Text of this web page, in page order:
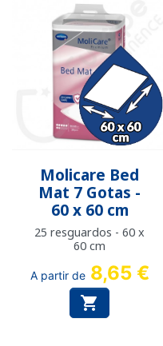
Molicare Bed
Mat 7 Gotas -
60 x 60 cm
25 resguardos - 60 x
60 cm
A partir de 8,65 €
